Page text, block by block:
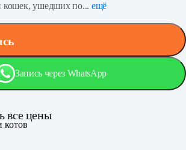
кошек, ушедших по... ещё
Запись через WhatsApp
все цены